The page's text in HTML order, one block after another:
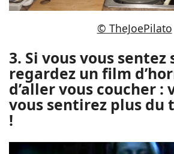
© TheJoePilato
3. Si vous vous sentez
regardez un film
d’aller vous coucher :
vous sentirez plus du
!